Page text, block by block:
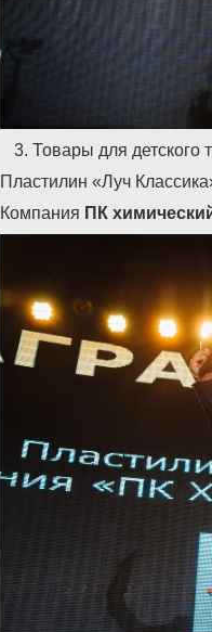
Товары для детского
Пластилин «Луч
Компания ПК